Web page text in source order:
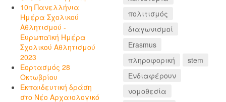
10η Πανελλήνια
Ημέρα Σχολικού
Αθλητισμού -
Ευρωπαϊκή Ημέρα
Σχολικού Αθλητισμού
2023
Εορτασμός 28
Οκτωβρίου
Εκπαιδευτική δράση
στο Νέο Αρχαιολογικό
πολιτισμός
διαγωνισμοί
Erasmus
πληροφορική
stem
Ενδιαφέρουν
νομοθεσία